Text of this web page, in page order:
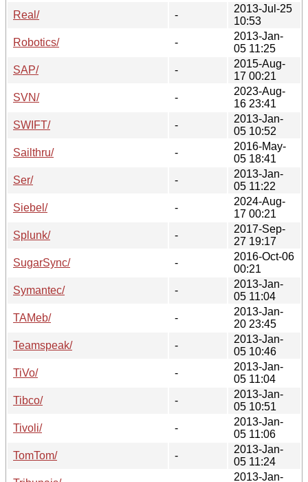
Real/
-
2013-Jul-25
10:53
Robotics/
-
2013-Jan-
05 11:25
SAP/
-
2015-Aug-
17 00:21
SVN/
-
2023-Aug-
16 23:41
SWIFT/
-
2013-Jan-
05 10:52
Sailthru/
-
2016-May-
05 18:41
Ser/
-
2013-Jan-
05 11:22
Siebel/
-
2024-Aug-
17 00:21
Splunk/
-
2017-Sep-
27 19:17
SugarSync/
-
2016-Oct-06
00:21
Symantec/
-
2013-Jan-
05 11:04
TAMeb/
-
2013-Jan-
20 23:45
Teamspeak/
-
2013-Jan-
05 10:46
TiVo/
-
2013-Jan-
05 11:04
Tibco/
-
2013-Jan-
05 10:51
Tivoli/
-
2013-Jan-
05 11:06
TomTom/
-
2013-Jan-
05 11:24
2013-Jan-